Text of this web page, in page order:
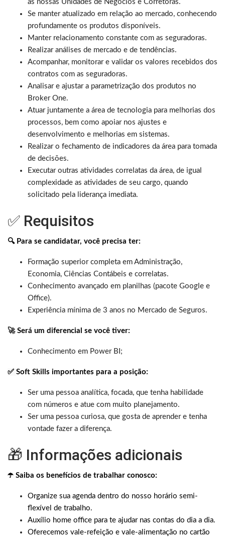
as nossas Unidades de Negócios e Corretoras.
Se manter atualizado em relação ao mercado, conhecendo
profundamente os produtos disponíveis.
Manter relacionamento constante com as seguradoras.
Realizar análises de mercado e de tendências.
Acompanhar, monitorar e validar os valores recebidos dos
contratos com as seguradoras.
Analisar e ajustar a parametrização dos produtos no
Broker One.
Atuar juntamente a área de tecnologia para melhorias dos
processos, bem como apoiar nos ajustes e
desenvolvimento e melhorias em sistemas.
Realizar o fechamento de indicadores da área para tomada
de decisões.
Executar outras atividades correlatas da área, de igual
complexidade as atividades de seu cargo, quando
solicitado pela liderança imediata.
✅ Requisitos
🔍 Para se candidatar, você precisa ter:
Formação superior completa em Administração,
Economia, Ciências Contábeis e correlatas.
Conhecimento avançado em planilhas (pacote Google e
Office).
Experiência mínima de 3 anos no Mercado de Seguros.
🚀Será um diferencial se você tiver:
Conhecimento em Power BI;
✅ Soft Skills importantes para a posição:
Ser uma pessoa analítica, focada, que tenha habilidade
com números e atue com muito planejamento.
Ser uma pessoa curiosa, que gosta de aprender e tenha
vontade fazer a diferença.
🎁 Informações adicionais
☂️ Saiba os benefícios de trabalhar conosco:
Organize sua agenda dentro do nosso horário semi-
flexível de trabalho.
Auxílio home office para te ajudar nas contas do dia a dia.
Oferecemos vale-refeição e vale-alimentação no cartão